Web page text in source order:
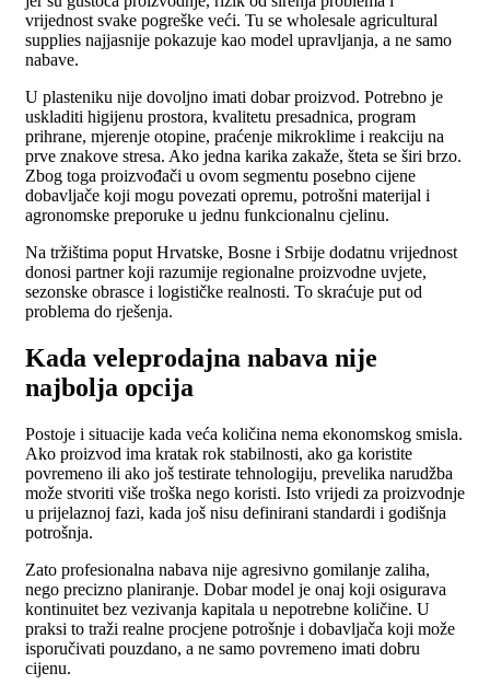
vrijednost svake pogreške veći. Tu se wholesale agricultural
supplies najjasnije pokazuje kao model upravljanja, a ne samo
nabave.
U plasteniku nije dovoljno imati dobar proizvod. Potrebno je
uskladiti higijenu prostora, kvalitetu presadnica, program
prihrane, mjerenje otopine, praćenje mikroklime i reakciju na
prve znakove stresa. Ako jedna karika zakaže, šteta se širi brzo.
Zbog toga proizvođači u ovom segmentu posebno cijene
dobavljače koji mogu povezati opremu, potrošni materijal i
agronomske preporuke u jednu funkcionalnu cjelinu.
Na tržištima poput Hrvatske, Bosne i Srbije dodatnu vrijednost
donosi partner koji razumije regionalne proizvodne uvjete,
sezonske obrasce i logističke realnosti. To skraćuje put od
problema do rješenja.
Kada veleprodajna nabava nije
najbolja opcija
Postoje i situacije kada veća količina nema ekonomskog smisla.
Ako proizvod ima kratak rok stabilnosti, ako ga koristite
povremeno ili ako još testirate tehnologiju, prevelika narudžba
može stvoriti više troška nego koristi. Isto vrijedi za proizvodnje
u prijelaznoj fazi, kada još nisu definirani standardi i godišnja
potrošnja.
Zato profesionalna nabava nije agresivno gomilanje zaliha,
nego precizno planiranje. Dobar model je onaj koji osigurava
kontinuitet bez vezivanja kapitala u nepotrebne količine. U
praksi to traži realne procjene potrošnje i dobavljača koji može
isporučivati pouzdano, a ne samo povremeno imati dobru
cijenu.